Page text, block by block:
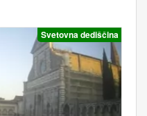
Svetovna dediščina